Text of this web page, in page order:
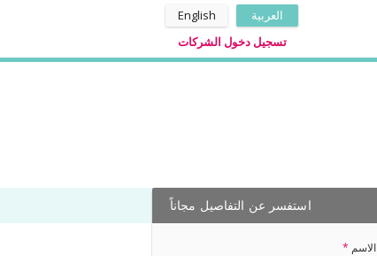
العربية
English
تسجيل دخول الشركات
استفسر عن التفاصيل مجاناً
الاسم *